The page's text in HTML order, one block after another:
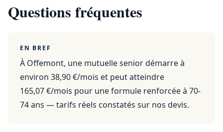
Questions fréquentes
EN BREF
À Offemont, une mutuelle senior démarre à
environ 38,90 €/mois et peut atteindre
165,07 €/mois pour une formule renforcée à 70-
74 ans — tarifs réels constatés sur nos devis.